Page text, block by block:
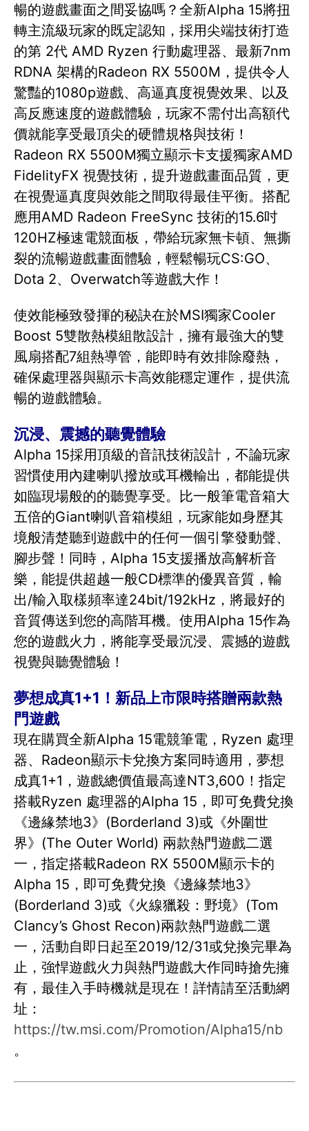
暢的遊戲畫面之間妥協嗎？全新Alpha 15將扭
轉主流級玩家的既定認知，採用尖端技術打造
的第 2代 AMD Ryzen 行動處理器、最新7nm
RDNA 架構的Radeon RX 5500M，提供令人
驚豔的1080p遊戲、高逼真度視覺效果、以及
高反應速度的遊戲體驗，玩家不需付出高額代
價就能享受最頂尖的硬體規格與技術！
Radeon RX 5500M獨立顯示卡支援獨家AMD
FidelityFX 視覺技術，提升遊戲畫面品質，更
在視覺逼真度與效能之間取得最佳平衡。搭配
應用AMD Radeon FreeSync 技術的15.6吋
120HZ極速電競面板，帶給玩家無卡頓、無撕
裂的流暢遊戲畫面體驗，輕鬆暢玩CS:GO、
Dota 2、Overwatch等遊戲大作！
使效能極致發揮的秘訣在於MSI獨家Cooler
Boost 5雙散熱模組散設計，擁有最強大的雙
風扇搭配7組熱導管，能即時有效排除廢熱，
確保處理器與顯示卡高效能穩定運作，提供流
暢的遊戲體驗。
沉浸、震撼的聽覺體驗
Alpha 15採用頂級的音訊技術設計，不論玩家
習慣使用內建喇叭撥放或耳機輸出，都能提供
如臨現場般的的聽覺享受。比一般筆電音箱大
五倍的Giant喇叭音箱模組，玩家能如身歷其
境般清楚聽到遊戲中的任何一個引擎發動聲、
腳步聲！同時，Alpha 15支援播放高解析音
樂，能提供超越一般CD標準的優異音質，輸
出/輸入取樣頻率達24bit/192kHz，將最好的
音質傳送到您的高階耳機。使用Alpha 15作為
您的遊戲火力，將能享受最沉浸、震撼的遊戲
視覺與聽覺體驗！
夢想成真1+1！新品上市限時搭贈兩款熱
門遊戲
現在購買全新Alpha 15電競筆電，Ryzen 處理
器、Radeon顯示卡兌換方案同時適用，夢想
成真1+1，遊戲總價值最高達NT3,600！指定
搭載Ryzen 處理器的Alpha 15，即可免費兌換
《邊緣禁地3》(Borderland 3)或《外圍世
界》(The Outer World) 兩款熱門遊戲二選
一，指定搭載Radeon RX 5500M顯示卡的
Alpha 15，即可免費兌換《邊緣禁地3》
(Borderland 3)或《火線獵殺：野境》(Tom
Clancy’s Ghost Recon)兩款熱門遊戲二選
一，活動自即日起至2019/12/31或兌換完畢為
止，強悍遊戲火力與熱門遊戲大作同時搶先擁
有，最佳入手時機就是現在！詳情請至活動網
址：
https://tw.msi.com/Promotion/Alpha15/nb
。